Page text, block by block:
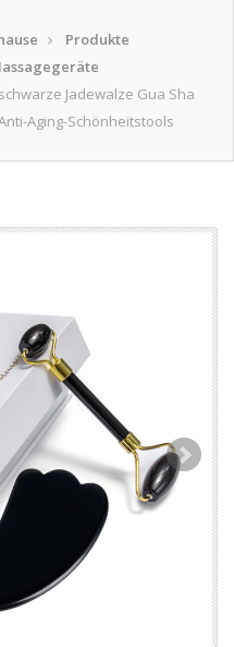
Produkte
Jadewalze Gua Sha
Aging-Schönheitstools